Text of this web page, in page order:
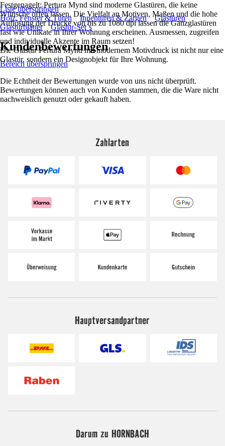
Festgenagelt: Pertura Mynd sind moderne Glastüren, die keine
Wünsche offen lassen. Die Vielfalt an Motiven, Maßen und die hohe
Auflösung der Drucke von bis zu 1080 dpi lassen die Ganzglastüren
fast wie Unikate in Ihrer Wohnung erscheinen. Ausmessen, zugreifen
und individuelle Akzente im Raum setzen!
Die Glastür Pertura Mynd mit modernem Motivdruck ist nicht nur eine
Glastür, sondern ein Designobjekt für Ihre Wohnung.
Liste überspringen
Holz, Fenster & Türen
Innentüren & Zargen
Glastüren
Glastürblätter
Glastür-Set´s
Kundenbewertungen
Bereich überspringen
Die Echtheit der Bewertungen wurde von uns nicht überprüft.
Bewertungen können auch von Kunden stammen, die die Ware nicht
nachweislich genutzt oder gekauft haben.
Zahlarten
Hauptversandpartner
Darum zu HORNBACH